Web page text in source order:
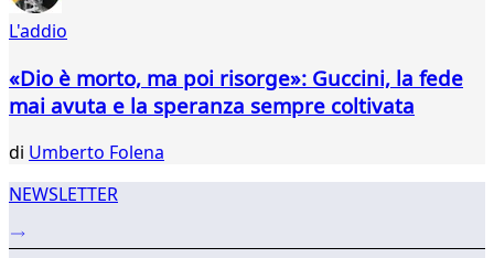
L'addio
«Dio è morto, ma poi risorge»: Guccini, la fede
mai avuta e la speranza sempre coltivata
di Umberto Folena
NEWSLETTER